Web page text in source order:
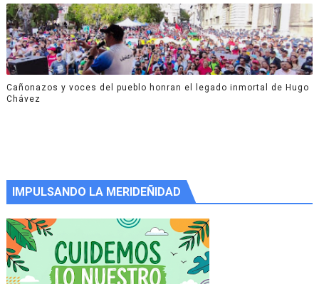
Cañonazos y voces del pueblo honran el legado inmortal de Hugo
Chávez
IMPULSANDO LA MERIDEÑIDAD